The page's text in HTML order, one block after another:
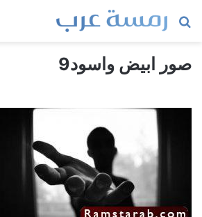
بحث
صور ابيض واسود9